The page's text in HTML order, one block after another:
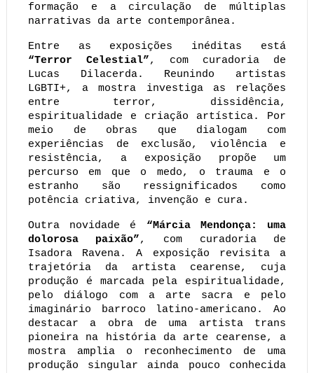
formação e a circulação de múltiplas
narrativas da arte contemporânea.
“Terror Celestial”, com curadoria de
Lucas Dilacerda. Reunindo artistas
LGBTI+, a mostra investiga as relações
entre terror, dissidência,
espiritualidade e criação artística. Por
meio de obras que dialogam com
experiências de exclusão, violência e
resistência, a exposição propõe um
percurso em que o medo, o trauma e o
estranho são ressignificados como
potência criativa, invenção e cura.
Outra novidade é “Márcia Mendonça: uma
dolorosa paixão”, com curadoria de
Isadora Ravena. A exposição revisita a
trajetória da artista cearense, cuja
produção é marcada pela espiritualidade,
pelo diálogo com a arte sacra e pelo
imaginário barroco latino-americano. Ao
destacar a obra de uma artista trans
pioneira na história da arte cearense, a
mostra amplia o reconhecimento de uma
produção singular ainda pouco conhecida